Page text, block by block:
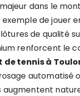
dans le
de jouer
de qualité
renforcent le
tennis à
augmentent